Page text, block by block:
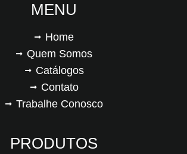
MENU
Home
Quem Somos
Catálogos
Contato
Trabalhe Conosco
PRODUTOS